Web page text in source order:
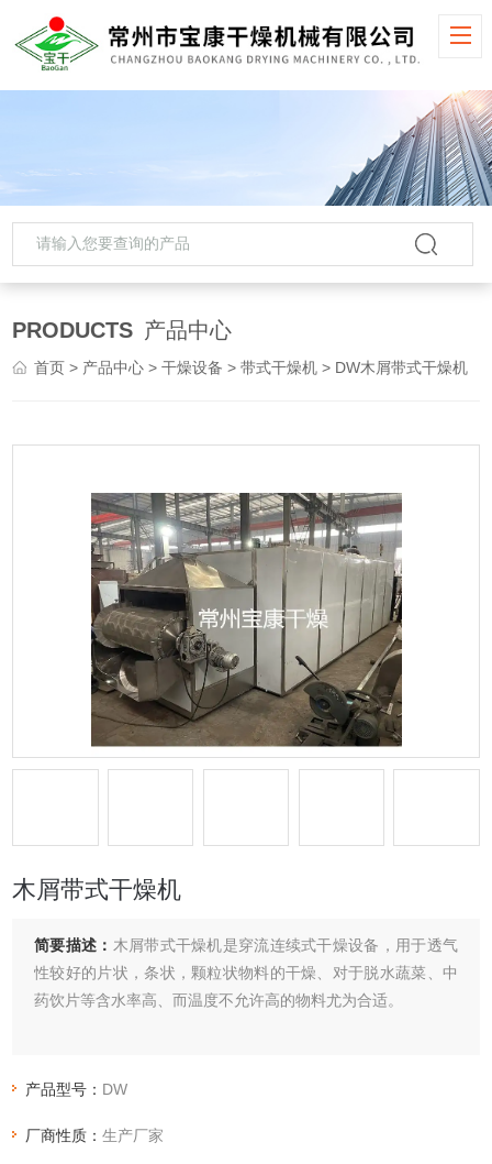
PRODUCTS 产品中心
首页 > 产品中心 >干燥设备 >带式干燥机 > DW木屑带式干燥机
木屑带式干燥机
简要描述： 木屑带式干燥机是穿流连续式干燥设备，用于透气
性较好的片状，条状，颗粒状物料的干燥、对于脱水蔬菜、中
药饮片等含水率高、而温度不允许高的物料尤为合适。
产品型号： DW
厂商性质：生产厂家